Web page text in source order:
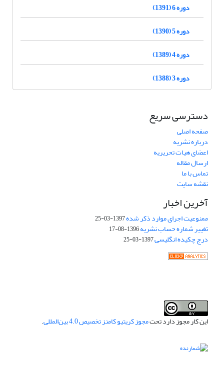
دوره 6 (1391)
دوره 5 (1390)
دوره 4 (1389)
دوره 3 (1388)
دسترسی سریع
صفحه اصلی
درباره نشریه
اعضای هیات تحریریه
ارسال مقاله
تماس با ما
نقشه سایت
آخرین اخبار
ممنوعیت اجرای موارد ذکر شده1397-03-25
تغییر شماره حساب نشریه1396-08-17
درج چکیده انگلیسی1397-03-25
این کار مجوز دارد تحتمجوز کریتیو کامنز تخصیص 4.0 بین‌المللی .